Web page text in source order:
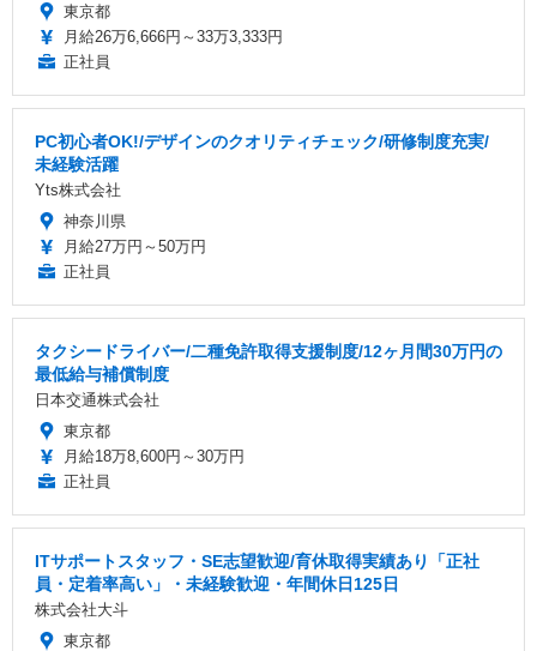
東京都
月給26万6,666円～33万3,333円
正社員
PC初心者OK!/デザインのクオリティチェック/研修制度充実/
未経験活躍
Yts株式会社
神奈川県
月給27万円～50万円
正社員
タクシードライバー/二種免許取得支援制度/12ヶ月間30万円の
最低給与補償制度
日本交通株式会社
東京都
月給18万8,600円～30万円
正社員
ITサポートスタッフ・SE志望歓迎/育休取得実績あり「正社
員・定着率高い」・未経験歓迎・年間休日125日
株式会社大斗
東京都